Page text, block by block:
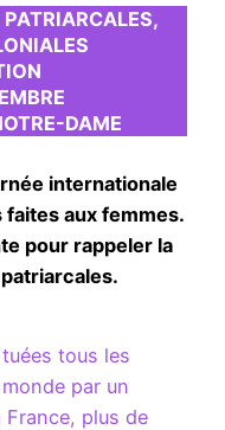
DAME
internationale
aux femmes.
pour rappeler la
tous les
par un
France, plus de